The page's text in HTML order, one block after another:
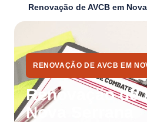
Renovação de AVCB em
RENOVAÇÃO DE AVCB EM
Renovação de
Nova Serrana